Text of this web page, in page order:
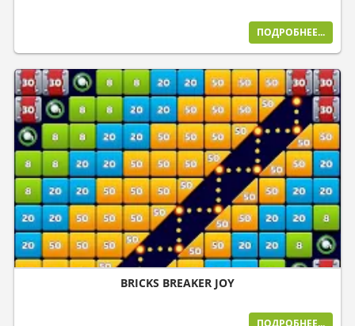
ПОДРОБНЕЕ...
BRICKS BREAKER JOY
ПОДРОБНЕЕ...